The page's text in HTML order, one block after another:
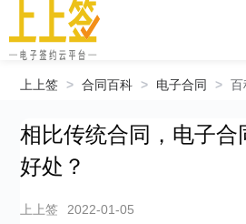
上上签 > 合同百科 > 电子合同 > 百
相比传统合同，电子合
好处？
上上签 2022-01-05